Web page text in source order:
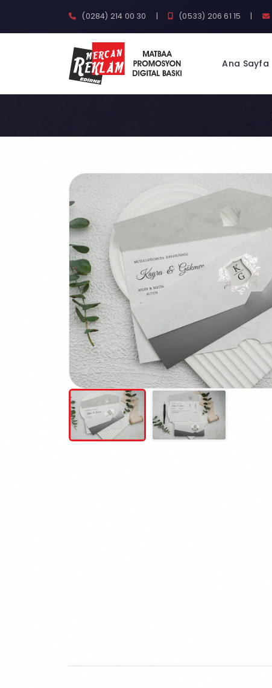
(0284) 214 00 30 | (0533) 206 61 15 |
Ana Sayfa